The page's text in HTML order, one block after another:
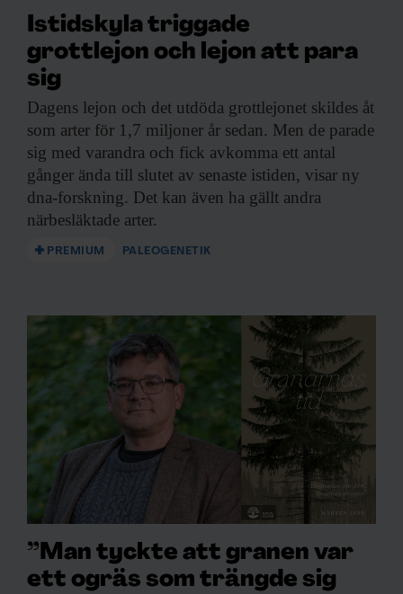
Istidskyla triggade
grottlejon och lejon att para
sig
Dagens lejon och det utdöda grottlejonet skildes åt
som arter för 1,7 miljoner år sedan. Men de parade
sig med varandra och fick avkomma ett antal
gånger ända till slutet av senaste istiden, visar ny
dna-forskning. Det kan även ha gällt andra
närbesläktade arter.
PREMIUM PALEOGENETIK
”Man tyckte att granen var
ett ogräs som trängde sig